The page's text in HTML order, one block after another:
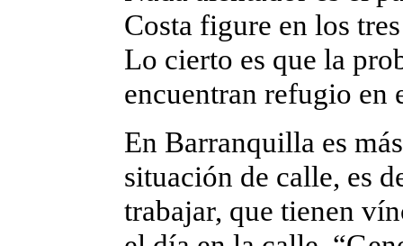
Costa figure en los
Lo cierto es que la
encuentran refugio en
En Barranquilla es
situación de calle, es
trabajar, que tienen